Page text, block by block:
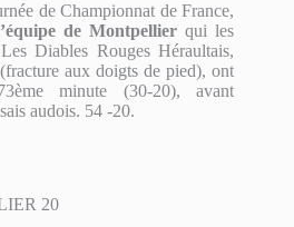
de Championnat de France,
de Montpellierqui les
Diables Rouges Héraultais,
aux doigts de pied), ont
minute (30-20), avant
audois. 54 -20.
20